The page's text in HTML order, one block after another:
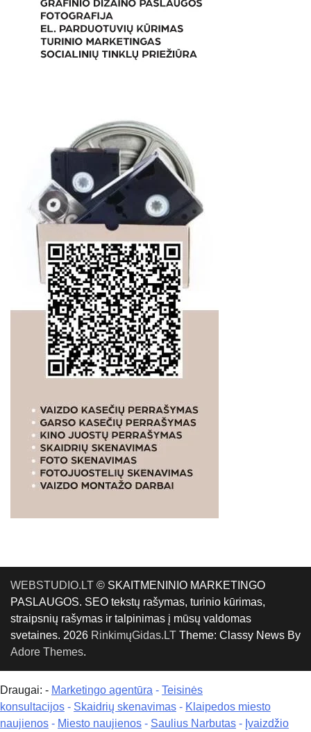
WEBSTUDIO.LT © SKAITMENINIO MARKETINGO
PASLAUGOS. SEO tekstų rašymas, turinio kūrimas,
straipsnių rašymas ir talpinimas į mūsų valdomas
svetaines. 2026 RinkimųGidas.LT Theme: Classy News By
Adore Themes.
Draugai: - Marketingo agentūra - Teisinės
konsultacijos - Skaidrių skenavimas - Klaipedos miesto
naujienos - Miesto naujienos - Saulius Narbutas - Įvaizdžio